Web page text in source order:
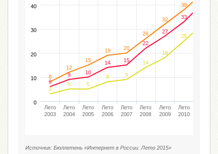
8
12
15
19 20
26
32
38
6
9 10
14 15
22
27
33
3
5 5
8 9
14
18
25
Лето
2003
Лето
2004
Лето
2005
Лето
2006
Лето
2007
Лето
2008
Лето
2009
Лето
2010
0
10
20
30
40
Источник: Бюллетень «Интернет в России. Лето 2015»